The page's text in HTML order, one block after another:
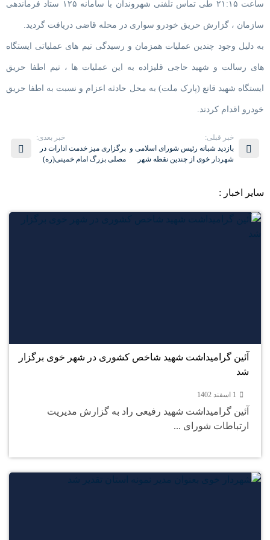
ساعت ۲۱:۱۵ طی تماس تلفنی شهروندان با سامانه ۱۲۵ ستاد فرماندهی
سازمان ، گزارش حریق خودرو سواری در محله قاضی دریافت گردید.
به دلیل وجود چندین عملیات همزمان و رسیدگی تیم های عملیاتی ایستگاه
های رسالت و شهید حاجی قلیزاده به این عملیات ها ، تیم اطفا حریق
ایستگاه شهید قانع (پارک ملت) به محل حادثه اعزام و نسبت به اطفا حریق
خودرو اقدام کردند.
خبر قبلی:
بازدید شبانه رئیس شورای اسلامی و
شهردار خوی از چندین نقطه شهر
خبر بعدی:
برگزاری میز خدمت ادارات در
مصلی بزرگ امام خمینی(ره)
سایر اخبار :
آئین گرامیداشت شهید شاخص کشوری در شهر خوی برگزار
شد
1 اسفند 1402
آئین گرامیداشت شهید رفیعی راد به گزارش مدیریت
ارتباطات شورای ...